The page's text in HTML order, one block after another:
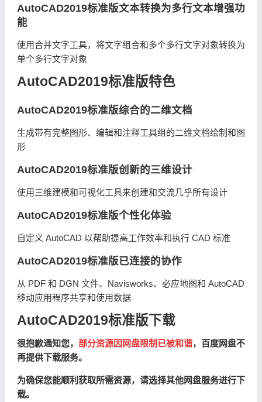
AutoCAD2019标准版文本转换为多行文本增强功
能
使用合并文字工具，将文字组合和多个多行文字对象转换为
单个多行文字对象
AutoCAD2019标准版特色
AutoCAD2019标准版综合的二维文档
生成带有完整图形、编辑和注释工具组的二维文档绘制和图
形
AutoCAD2019标准版创新的三维设计
使用三维建模和可视化工具来创建和交流几乎所有设计
AutoCAD2019标准版个性化体验
自定义 AutoCAD 以帮助提高工作效率和执行 CAD 标准
AutoCAD2019标准版已连接的协作
从 PDF 和 DGN 文件、Navisworks、必应地图和 AutoCAD
移动应用程序共享和使用数据
AutoCAD2019标准版下载
很抱歉通知您， 部分资源因网盘限制已被和谐，百度网盘不
再提供下载服务。
为确保您能顺利获取所需资源，请选择其他网盘服务进行下
载。